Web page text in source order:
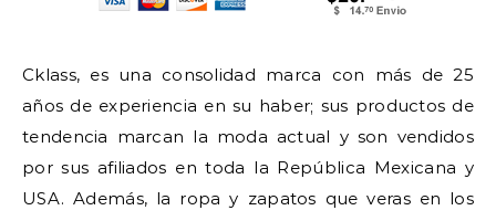
Cklass, es una consolidad marca con más de 25
años de experiencia en su haber; sus productos de
tendencia marcan la moda actual y son vendidos
por sus afiliados en toda la República Mexicana y
USA. Además, la ropa y zapatos que veras en los